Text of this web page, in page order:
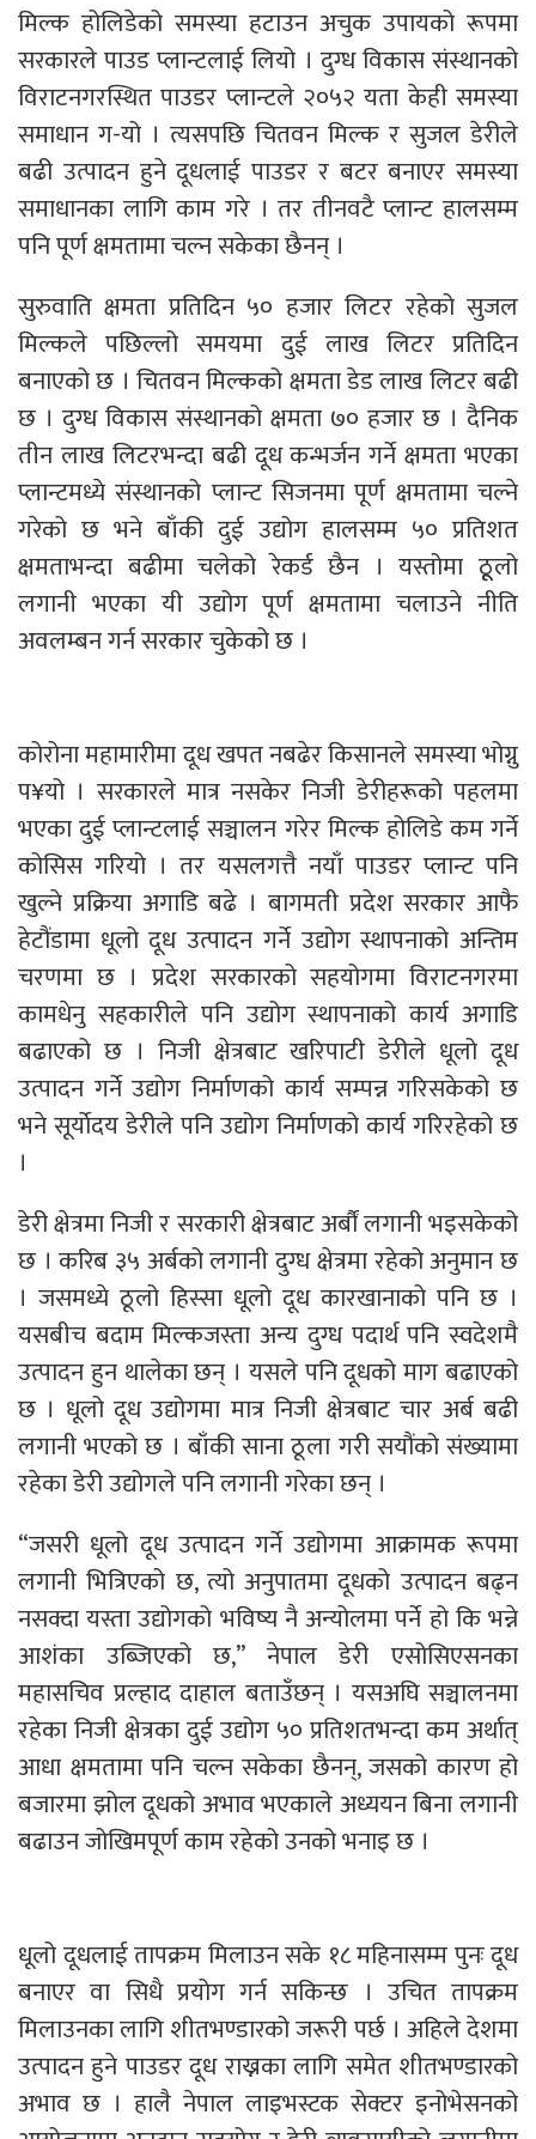
मिल्क होलिडेको समस्या हटाउन अचुक उपायको रूपमा
सरकारले पाउड प्लान्टलाई लियो । दुग्ध विकास संस्थानको
विराटनगरस्थित पाउडर प्लान्टले २०५२ यता केही समस्या
समाधान ग-यो । त्यसपछि चितवन मिल्क र सुजल डेरीले
बढी उत्पादन हुने दूधलाई पाउडर र बटर बनाएर समस्या
समाधानका लागि काम गरे । तर तीनवटै प्लान्ट हालसम्म
पनि पूर्ण क्षमतामा चल्न सकेका छैनन् ।
सुरुवाति क्षमता प्रतिदिन ५० हजार लिटर रहेको सुजल
मिल्कले पछिल्लो समयमा दुई लाख लिटर प्रतिदिन
बनाएको छ । चितवन मिल्कको क्षमता डेड लाख लिटर बढी
छ । दुग्ध विकास संस्थानको क्षमता ७० हजार छ । दैनिक
तीन लाख लिटरभन्दा बढी दूध कन्भर्जन गर्ने क्षमता भएका
प्लान्टमध्ये संस्थानको प्लान्ट सिजनमा पूर्ण क्षमतामा चल्ने
गरेको छ भने बाँकी दुई उद्योग हालसम्म ५० प्रतिशत
क्षमताभन्दा बढीमा चलेको रेकर्ड छैन । यस्तोमा ठूूलो
लगानी भएका यी उद्योग पूर्ण क्षमतामा चलाउने नीति
अवलम्बन गर्न सरकार चुकेको छ ।
कोरोना महामारीमा दूध खपत नबढेर किसानले समस्या भोग्नु
प¥यो । सरकारले मात्र नसकेर निजी डेरीहरूको पहलमा
भएका दुई प्लान्टलाई सञ्चालन गरेर मिल्क होलिडे कम गर्ने
कोसिस गरियो । तर यसलगत्तै नयाँ पाउडर प्लान्ट पनि
खुल्ने प्रक्रिया अगाडि बढे । बागमती प्रदेश सरकार आफै
हेटौंडामा धूलो दूध उत्पादन गर्ने उद्योग स्थापनाको अन्तिम
चरणमा छ । प्रदेश सरकारको सहयोगमा विराटनगरमा
कामधेनु सहकारीले पनि उद्योग स्थापनाको कार्य अगाडि
बढाएको छ । निजी क्षेत्रबाट खरिपाटी डेरीले धूलो दूध
उत्पादन गर्ने उद्योग निर्माणको कार्य सम्पन्न गरिसकेको छ
भने सूर्याेदय डेरीले पनि उद्योग निर्माणको कार्य गरिरहेको छ
।
डेरी क्षेत्रमा निजी र सरकारी क्षेत्रबाट अर्बौं लगानी भइसकेको
छ । करिब ३५ अर्बको लगानी दुग्ध क्षेत्रमा रहेको अनुमान छ
। जसमध्ये ठूलो हिस्सा धूलो दूध कारखानाको पनि छ ।
यसबीच बदाम मिल्कजस्ता अन्य दुग्ध पदार्थ पनि स्वदेशमै
उत्पादन हुन थालेका छन् । यसले पनि दूधको माग बढाएको
छ । धूलो दूध उद्योगमा मात्र निजी क्षेत्रबाट चार अर्ब बढी
लगानी भएको छ । बाँकी साना ठूला गरी सयौंको संख्यामा
रहेका डेरी उद्योगले पनि लगानी गरेका छन् ।
“जसरी धूलो दूध उत्पादन गर्ने उद्योगमा आक्रामक रूपमा
लगानी भित्रिएको छ, त्यो अनुपातमा दूधको उत्पादन बढ्न
नसक्दा यस्ता उद्योगको भविष्य नै अन्योलमा पर्ने हो कि भन्ने
आशंका उब्जिएको छ,” नेपाल डेरी एसोसिएसनका
महासचिव प्रल्हाद दाहाल बताउँछन् । यसअघि सञ्चालनमा
रहेका निजी क्षेत्रका दुई उद्योग ५० प्रतिशतभन्दा कम अर्थात्
आधा क्षमतामा पनि चल्न सकेका छैनन्, जसको कारण हो
बजारमा झोल दूधको अभाव भएकाले अध्ययन बिना लगानी
बढाउन जोखिमपूर्ण काम रहेको उनको भनाइ छ ।
धूलो दूधलाई तापक्रम मिलाउन सके १८ महिनासम्म पुनः दूध
बनाएर वा सिधै प्रयोग गर्न सकिन्छ । उचित तापक्रम
मिलाउनका लागि शीतभण्डारको जरूरी पर्छ । अहिले देशमा
उत्पादन हुने पाउडर दूध राख्नका लागि समेत शीतभण्डारको
अभाव छ । हालै नेपाल लाइभस्टक सेक्टर इनोभेसनको